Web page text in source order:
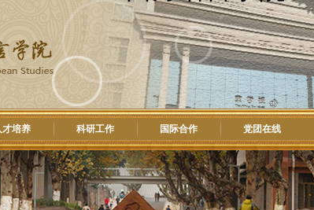
才培养 科研工作 国际合作 党团在线